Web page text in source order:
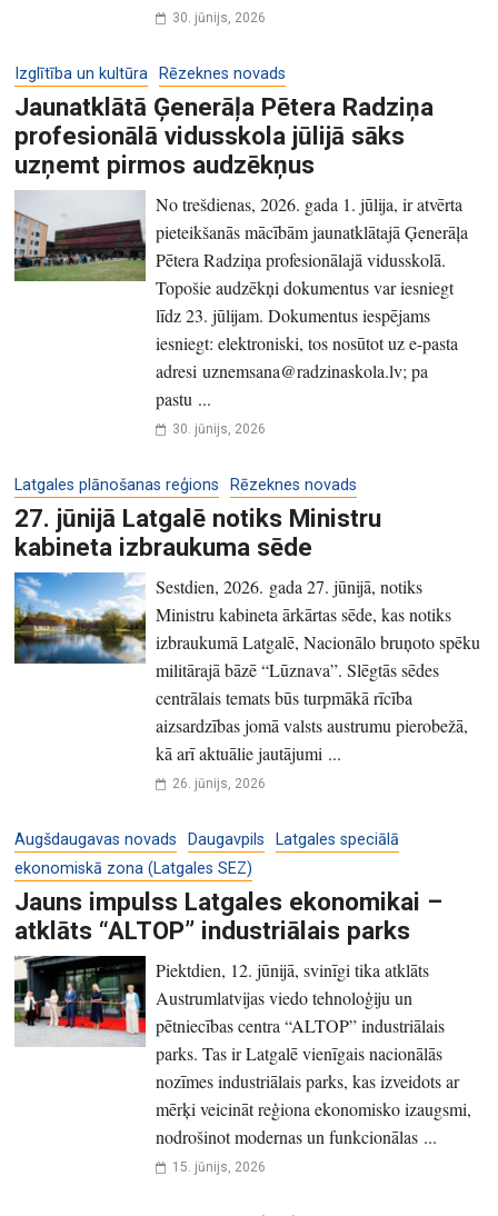
30. jūnijs, 2026
Izglītība un kultūra Rēzeknes novads
Jaunatklātā Ģenerāļa Pētera Radziņa
profesionālā vidusskola jūlijā sāks
uzņemt pirmos audzēkņus
No trešdienas, 2026. gada 1. jūlija, ir atvērta
pieteikšanās mācībām jaunatklātajā Ģenerāļa
Pētera Radziņa profesionālajā vidusskolā.
Topošie audzēkņi dokumentus var iesniegt
līdz 23. jūlijam. Dokumentus iespējams
iesniegt: elektroniski, tos nosūtot uz e-pasta
adresi uznemsana@radzinaskola.lv; pa
pastu ...
30. jūnijs, 2026
Latgales plānošanas reģions Rēzeknes novads
27. jūnijā Latgalē notiks Ministru
kabineta izbraukuma sēde
Sestdien, 2026. gada 27. jūnijā, notiks
Ministru kabineta ārkārtas sēde, kas notiks
izbraukumā Latgalē, Nacionālo bruņoto spēku
militārajā bāzē “Lūznava”. Slēgtās sēdes
centrālais temats būs turpmākā rīcība
aizsardzības jomā valsts austrumu pierobežā,
kā arī aktuālie jautājumi ...
26. jūnijs, 2026
Augšdaugavas novads Daugavpils
Latgales speciālā
ekonomiskā zona (Latgales SEZ)
Jauns impulss Latgales ekonomikai –
atklāts “ALTOP” industriālais parks
Piektdien, 12. jūnijā, svinīgi tika atklāts
Austrumlatvijas viedo tehnoloģiju un
pētniecības centra “ALTOP” industriālais
parks. Tas ir Latgalē vienīgais nacionālās
nozīmes industriālais parks, kas izveidots ar
mērķi veicināt reģiona ekonomisko izaugsmi,
nodrošinot modernas un funkcionālas ...
15. jūnijs, 2026